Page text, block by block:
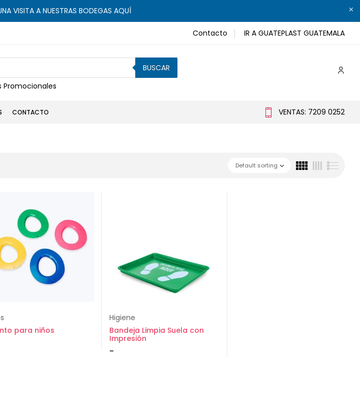
VISITA A NUESTRAS BODEGAS AQUÍ
Contacto IR A GUATEPLAST GUATEMALA
BUSCAR
Promocionales
CONTACTO VENTAS: 7209 0252
Default sorting
para niños
Higiene
Bandeja Limpia Suela con
Impresión
-